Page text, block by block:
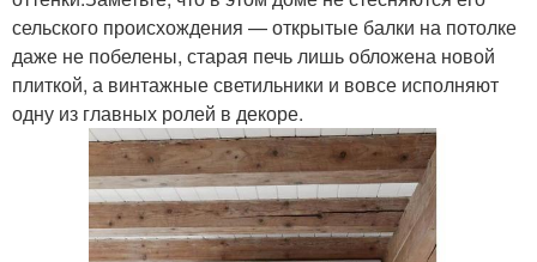
сельского происхождения — открытые балки на потолке
даже не побелены, старая печь лишь обложена новой
плиткой, а винтажные светильники и вовсе исполняют
одну из главных ролей в декоре.